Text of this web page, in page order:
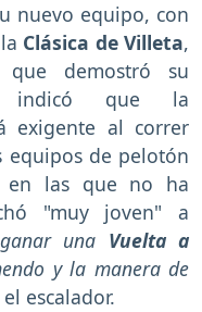
nuevo equipo, con
Clásica de Villeta,
demostró su
indicó que la
exigente al correr
equipos de pelotón
en las que no ha
"muy joven" a
una Vuelta a
y la manera de
escalador.